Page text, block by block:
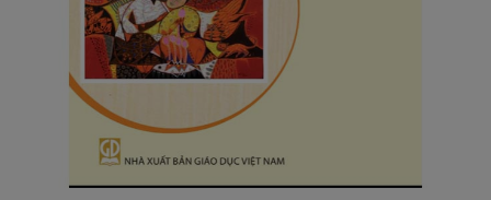
SÁCH
THIẾU
SÁCH
TIẾNG
NGOẠI